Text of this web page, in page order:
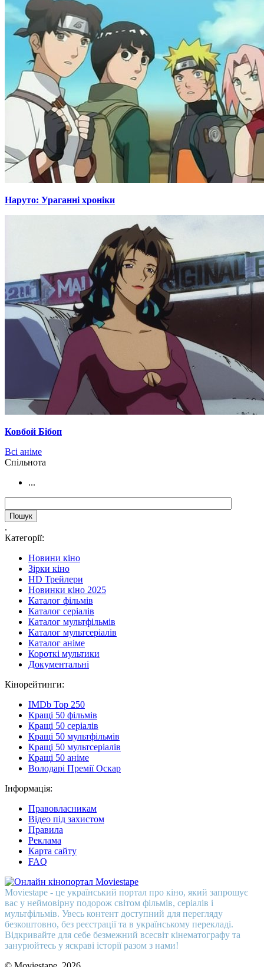
Наруто: Ураганні хроніки
Ковбой Бібоп
Всі аніме
Cпільнота
...
.
Категорії:
Новини кіно
Зірки кіно
HD Трейлери
Новинки кіно 2025
Каталог фільмів
Каталог серіалів
Каталог мультфільмів
Каталог мультсеріалів
Каталог аніме
Короткі мультики
Документальні
Кінорейтинги:
IMDb Top 250
Кращі 50 фільмів
Кращі 50 серіалів
Кращі 50 мультфільмів
Кращі 50 мультсеріалів
Кращі 50 аніме
Володарі Премії Оскар
Інформація:
Правовласникам
Відео під захистом
Правила
Реклама
Карта сайту
FAQ
Moviestape - це український портал про кіно, який запрошує
вас у неймовірну подорож світом фільмів, серіалів і
мультфільмів. Увесь контент доступний для перегляду
безкоштовно, без реєстрації та в українському перекладі.
Відкривайте для себе безмежний всесвіт кінематографу та
занурюйтесь у яскраві історії разом з нами!